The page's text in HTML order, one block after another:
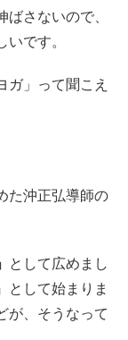
さないので、
です。
ガ」って聞こえ
た沖正弘導師の
として広めまし
として始まりま
が、そうなって